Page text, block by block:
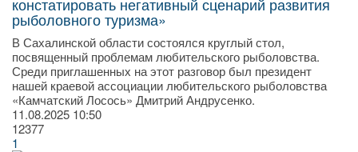
рыболовного туризма»
В Сахалинской области состоялся круглый стол,
посвященный проблемам любительского рыболовства.
Среди приглашенных на этот разговор был президент
нашей краевой ассоциации любительского рыболовства
«Камчатский Лосось» Дмитрий Андрусенко.
11.08.2025 10:50
12377
1